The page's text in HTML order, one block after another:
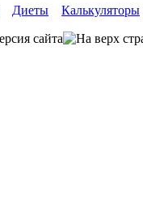
Диеты Калькуляторы